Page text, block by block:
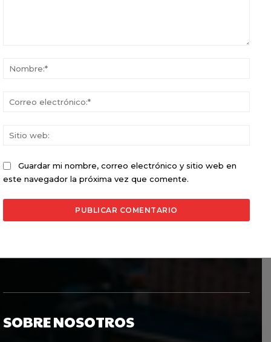
Guardar mi nombre, correo electrónico y sitio web en
este navegador la próxima vez que comente.
SOBRE NOSOTROS